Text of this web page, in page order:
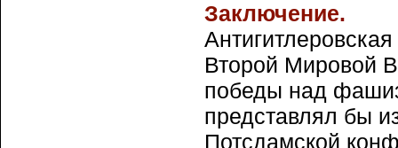
Заключение.
Второй Мировой
победы над
представлял бы
Потсдамской